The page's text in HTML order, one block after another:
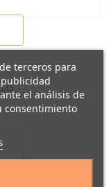
terceros para
el análisis de
consentimiento